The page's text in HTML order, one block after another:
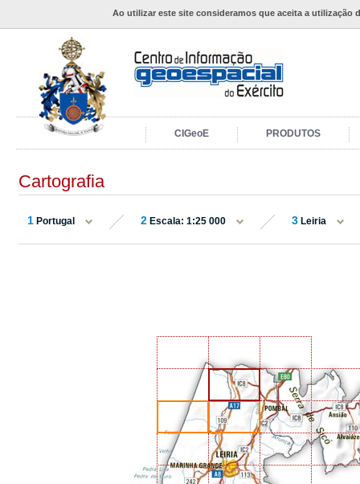
Ao utilizar este site consideramos que aceita a utilização
CIGeoE PRODUTOS
Cartografia
1 Portugal 2 Escala: 1:25 000 3 Leiria